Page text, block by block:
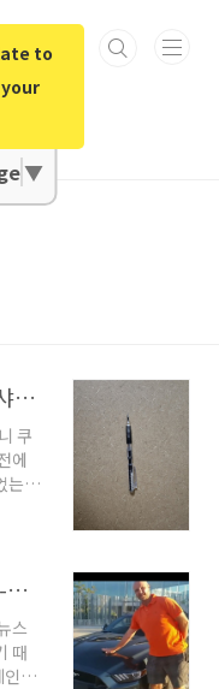
to
▼
샤프(Sharp) 영어로? 미국에서 샤프 찾아 삼만리 ,콩글리쉬
쿠
에
는데
니
작
려
잘
이
를
미국 자동차 수리 및 부위별 명칭-Name of Car Part
스
때
인을